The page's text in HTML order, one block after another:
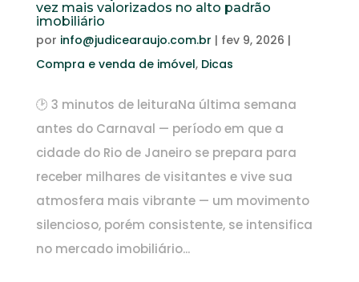
vez mais valorizados no alto padrão
imobiliário
por info@judicearaujo.com.br | fev 9, 2026 |
Compra e venda de imóvel, Dicas
🕑 3 minutos de leituraNa última semana
antes do Carnaval — período em que a
cidade do Rio de Janeiro se prepara para
receber milhares de visitantes e vive sua
atmosfera mais vibrante — um movimento
silencioso, porém consistente, se intensifica
no mercado imobiliário...